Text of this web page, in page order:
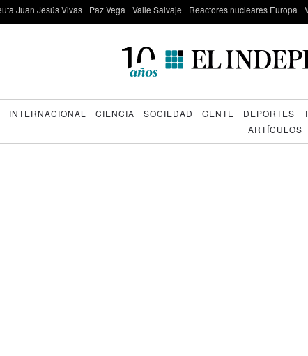
Juan Jesús Vivas Paz Vega Valle Salvaje Reactores nucleares Europa
INTERNACIONAL CIENCIA SOCIEDAD GENTE DEPORTES
ARTÍCULOS